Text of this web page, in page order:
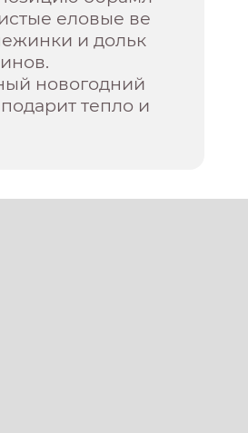
еловые ве
и дольк
новогодний
тепло и